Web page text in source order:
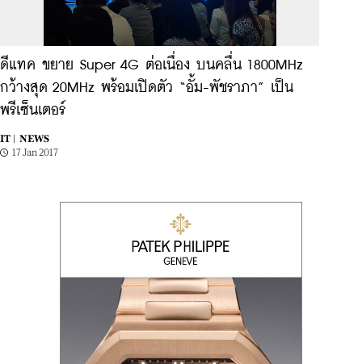
ดีแทค ขยาย Super 4G ต่อเนื่อง บนคลื่น 1800MHz
กว้างสุด 20MHz พร้อมเปิดตัว “อั้ม-พัชราภา” เป็น
พรีเซ็นเตอร์
IT |
NEWS
17 Jan 2017